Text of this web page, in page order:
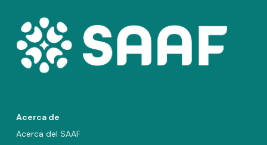
Acerca de
Acerca del SAAF